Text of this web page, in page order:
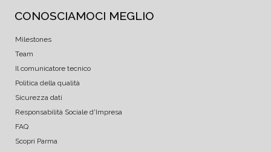
CONOSCIAMOCI MEGLIO
Milestones
Team
Il comunicatore tecnico
Politica della qualità
Sicurezza dati
Responsabilità Sociale d'Impresa
FAQ
Scopri Parma